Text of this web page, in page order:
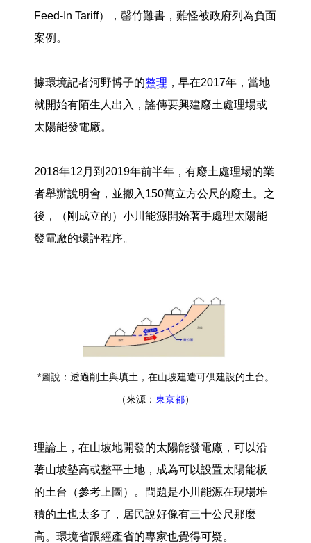
Feed-In Tariff），罄竹難書，難怪被政府列為負面
案例。
據環境記者河野博子的整理 ，早在2017年，當地
就開始有陌生人出入，謠傳要興建廢土處理場或
太陽能發電廠。
2018年12月到2019年前半年，有廢土處理場的業
者舉辦說明會，並搬入150萬立方公尺的廢土。之
後，（剛成立的）小川能源開始著手處理太陽能
發電廠的環評程序。
*圖說：透過削土與填土，在山坡建造可供建設的土台。
（來源： 東京都）
理論上，在山坡地開發的太陽能發電廠，可以沿
著山坡墊高或整平土地，成為可以設置太陽能板
的土台（參考上圖）。問題是小川能源在現場堆
積的土也太多了，居民說好像有三十公尺那麼
高。環境省跟經產省的專家也覺得可疑。